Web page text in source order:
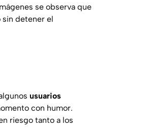
se observa que
detener el
usuarios
con humor.
riesgo tanto a los